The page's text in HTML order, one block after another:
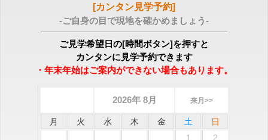
[カンタン見学予約]
-ご自身の目で現地を確かめましょう-
ご見学希望日の[時間ボタン]を押すと
カンタンに見学予約できます
・年末年始はご案内ができない場合もあります。
2026年 8月 来月>>
月 火 水 木 金 土
日
1
2